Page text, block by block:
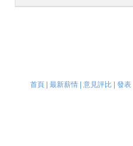
首頁| 最新薪情| 意見評比| 發表|